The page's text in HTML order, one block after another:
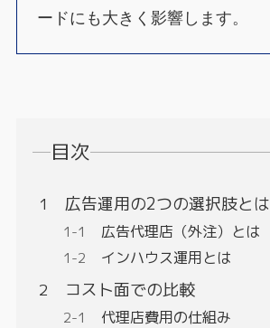
ードにも大きく影響します。
目次
広告運用の2つの選択肢とは
広告代理店（外注）とは
インハウス運用とは
コスト面での比較
代理店費用の仕組み